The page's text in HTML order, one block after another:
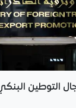
آجال التوطين